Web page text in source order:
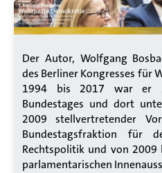
Der Autor, Wolfgang
des Berliner Kongresses für
1994 bis 2017 war er
Bundestages und dort
2009 stellvertretender
Bundestagsfraktion für
Rechtspolitik und von 2009
parlamentarischen